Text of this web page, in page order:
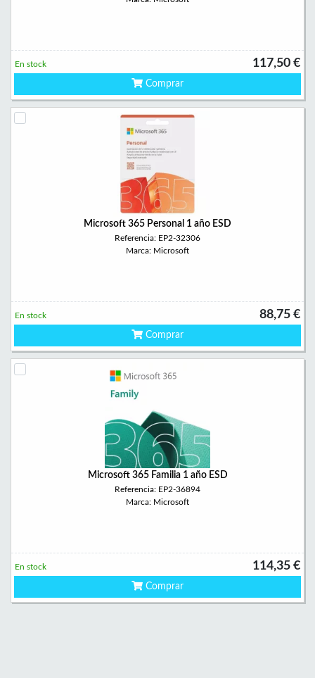
117,50 €
En stock
Comprar
Microsoft 365 Personal 1 año ESD
Referencia: EP2-32306
Marca: Microsoft
88,75 €
En stock
Comprar
Microsoft 365 Familia 1 año ESD
Referencia: EP2-36894
Marca: Microsoft
114,35 €
En stock
Comprar